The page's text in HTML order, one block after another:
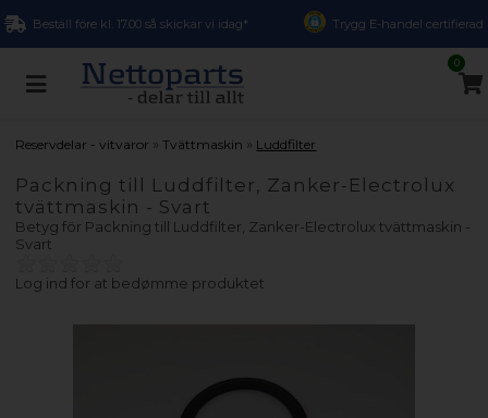
Beställ före kl. 17.00 så skickar vi idag* Trygg E-handel certifierad
0
Reservdelar - vitvaror »Tvättmaskin » Luddfilter
Packning till Luddfilter, Zanker-Electrolux
tvättmaskin - Svart
Betyg för Packning till Luddfilter, Zanker-Electrolux tvättmaskin -
Svart
Log ind for at bedømme produktet